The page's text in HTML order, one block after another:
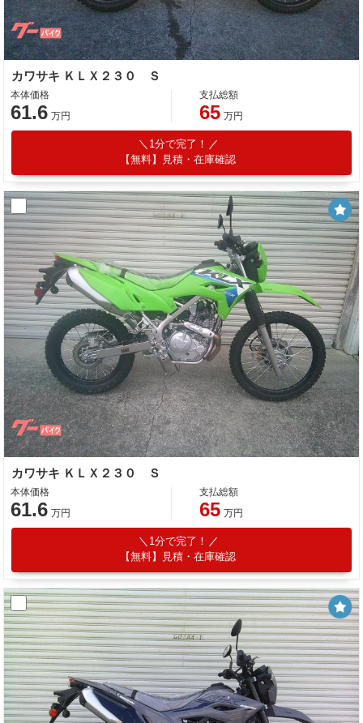
カワサキ ＫＬＸ２３０ Ｓ
本体価格
61.6 万円
支払総額
65 万円
1分で完了！
【無料】見積・在庫確認
カワサキ ＫＬＸ２３０ Ｓ
本体価格
61.6 万円
支払総額
65 万円
1分で完了！
【無料】見積・在庫確認